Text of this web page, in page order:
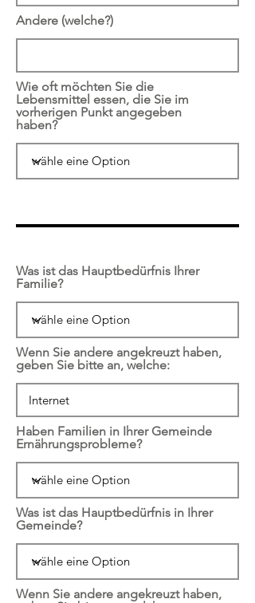
Andere (welche?)
Wie oft möchten Sie die
Lebensmittel essen, die Sie im
vorherigen Punkt angegeben
haben?
Was ist das Hauptbedürfnis Ihrer
Familie?
Wenn Sie andere angekreuzt haben,
geben Sie bitte an, welche:
Haben Familien in Ihrer Gemeinde
Ernährungsprobleme?
Was ist das Hauptbedürfnis in Ihrer
Gemeinde?
Wenn Sie andere angekreuzt haben,